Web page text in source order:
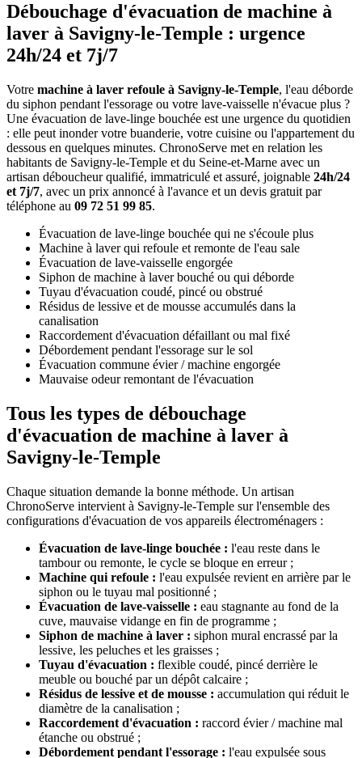
Débouchage d'évacuation de machine à
laver à Savigny-le-Temple : urgence
24h/24 et 7j/7
Votre machine à laver refoule à Savigny-le-Temple, l'eau déborde
du siphon pendant l'essorage ou votre lave-vaisselle n'évacue plus ?
Une évacuation de lave-linge bouchée est une urgence du quotidien
: elle peut inonder votre buanderie, votre cuisine ou l'appartement du
dessous en quelques minutes. ChronoServe met en relation les
habitants de Savigny-le-Temple et du Seine-et-Marne avec un
artisan déboucheur qualifié, immatriculé et assuré, joignable 24h/24
et 7j/7, avec un prix annoncé à l'avance et un devis gratuit par
téléphone au 09 72 51 99 85.
Évacuation de lave-linge bouchée qui ne s'écoule plus
Machine à laver qui refoule et remonte de l'eau sale
Évacuation de lave-vaisselle engorgée
Siphon de machine à laver bouché ou qui déborde
Tuyau d'évacuation coudé, pincé ou obstrué
Résidus de lessive et de mousse accumulés dans la
canalisation
Raccordement d'évacuation défaillant ou mal fixé
Débordement pendant l'essorage sur le sol
Évacuation commune évier / machine engorgée
Mauvaise odeur remontant de l'évacuation
Tous les types de débouchage
d'évacuation de machine à laver à
Savigny-le-Temple
Chaque situation demande la bonne méthode. Un artisan
ChronoServe intervient à Savigny-le-Temple sur l'ensemble des
configurations d'évacuation de vos appareils électroménagers :
Évacuation de lave-linge bouchée : l'eau reste dans le
tambour ou remonte, le cycle se bloque en erreur ;
Machine qui refoule : l'eau expulsée revient en arrière par le
siphon ou le tuyau mal positionné ;
Évacuation de lave-vaisselle : eau stagnante au fond de la
cuve, mauvaise vidange en fin de programme ;
Siphon de machine à laver : siphon mural encrassé par la
lessive, les peluches et les graisses ;
Tuyau d'évacuation : flexible coudé, pincé derrière le
meuble ou bouché par un dépôt calcaire ;
Résidus de lessive et de mousse : accumulation qui réduit le
diamètre de la canalisation ;
Raccordement d'évacuation : raccord évier / machine mal
étanche ou obstrué ;
Débordement pendant l'essorage : l'eau expulsée sous